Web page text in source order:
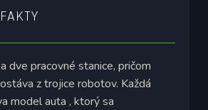
dve pracovné stanice, pričom
z trojice robotov. Každá
model auta , ktorý sa